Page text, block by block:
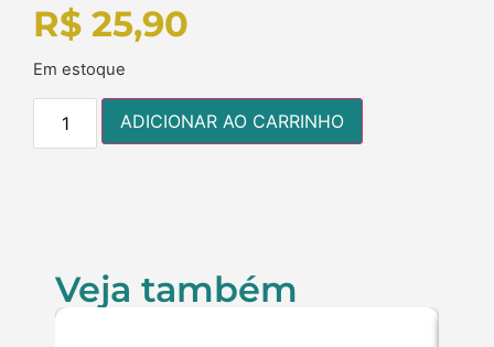
R$ 25,90
Em estoque
ADICIONAR AO CARRINHO
Veja também